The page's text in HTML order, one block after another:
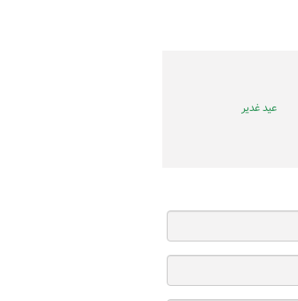
عید غدیر